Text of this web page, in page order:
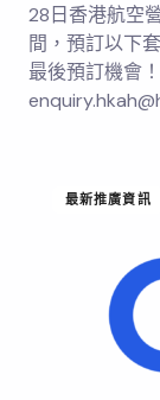
28日香港航空
間，預訂以下
最後預訂機會
最新推廣資訊